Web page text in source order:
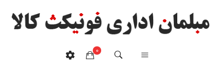
0
میز مدیریت دو فایل پویا
پشتی وپنل سه خط